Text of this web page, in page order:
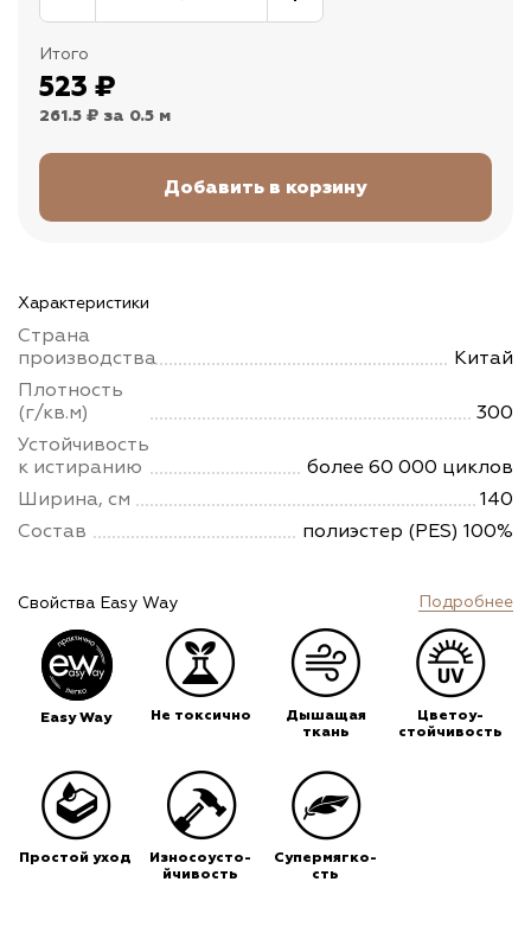
Итого
523 ₽
261.5 ₽ за 0.5 м
Характеристики
Страна
производства
Китай
Плотность
(г/кв.м)
300
Устойчивость
к истиранию
более 60 000 циклов
Ширина, см
140
Состав
полиэстер (PES) 100%
Свойства Easy Way Подробнее
Easy Way Не токсично
Дышащая
ткань
Цветоу-
стойчивость
Простой уход
Износоусто-
йчивость
Супермягко-
сть